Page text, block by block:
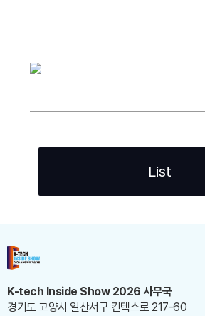
List
K-tech Inside Show 2026 사무국
경기도 고양시 일산서구 킨텍스로 217-60